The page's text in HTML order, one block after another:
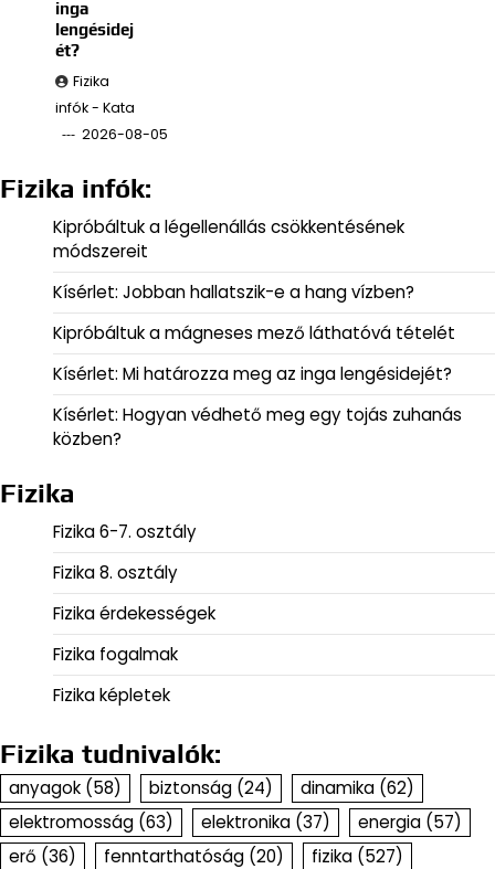
inga
lengésidej
ét?
Fizika
infók - Kata
2026-08-05
Fizika infók:
Kipróbáltuk a légellenállás csökkentésének
módszereit
Kísérlet: Jobban hallatszik-e a hang vízben?
Kipróbáltuk a mágneses mező láthatóvá tételét
Kísérlet: Mi határozza meg az inga lengésidejét?
Kísérlet: Hogyan védhető meg egy tojás zuhanás
közben?
Fizika
Fizika 6-7. osztály
Fizika 8. osztály
Fizika érdekességek
Fizika fogalmak
Fizika képletek
Fizika tudnivalók:
anyagok (58) biztonság (24) dinamika (62)
elektromosság (63) elektronika (37) energia (57)
erő (36) fenntarthatóság (20) fizika (527)